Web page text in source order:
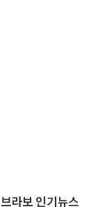
브라보 인기뉴스